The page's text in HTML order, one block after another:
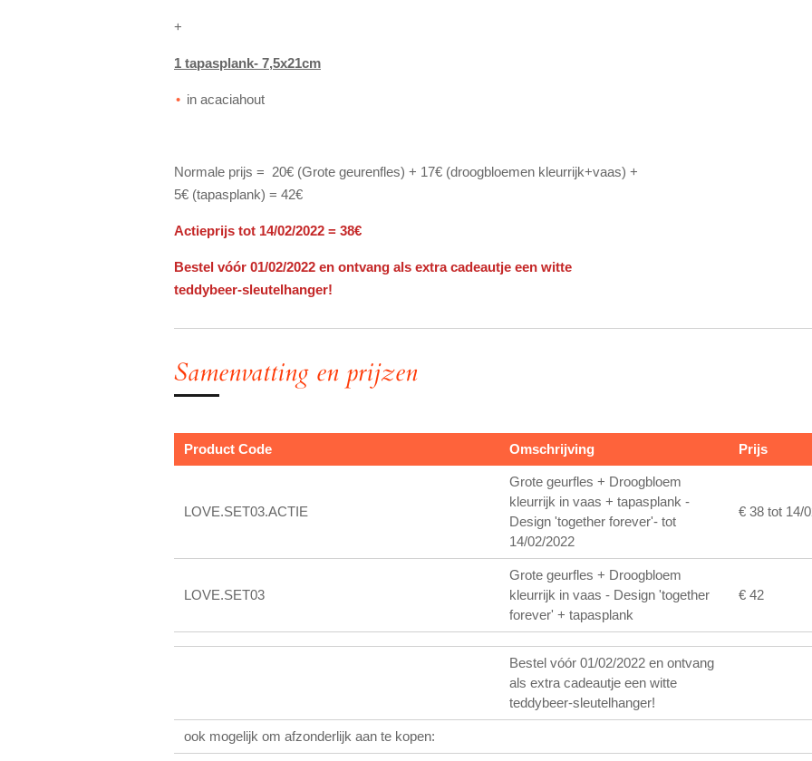
+
1 tapasplank- 7,5x21cm
in acaciahout
Normale prijs = 20€ (Grote geurenfles) + 17€ (droogbloemen kleurrijk+vaas) +
5€ (tapasplank) = 42€
Actieprijs tot 14/02/2022 = 38€
Bestel vóór 01/02/2022 en ontvang als extra cadeautje een witte
teddybeer-sleutelhanger!
Samenvatting en prijzen
Product Code Omschrijving Prijs
LOVE.SET03.ACTIE
Grote geurfles + Droogbloem
kleurrijk in vaas + tapasplank -
Design 'together forever'- tot
14/02/2022
€ 38 tot 14/
LOVE.SET03
Grote geurfles + Droogbloem
kleurrijk in vaas - Design 'together
forever' + tapasplank
€ 42
Bestel vóór 01/02/2022 en ontvang
als extra cadeautje een witte
teddybeer-sleutelhanger!
ook mogelijk om afzonderlijk aan te kopen: